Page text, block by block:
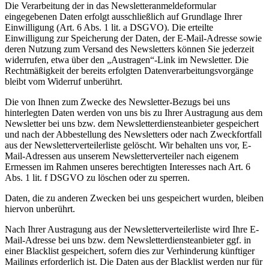
Die Verarbeitung der in das Newsletteranmeldeformular
eingegebenen Daten erfolgt ausschließlich auf Grundlage Ihrer
Einwilligung (Art. 6 Abs. 1 lit. a DSGVO). Die erteilte
Einwilligung zur Speicherung der Daten, der E-Mail-Adresse sowie
deren Nutzung zum Versand des Newsletters können Sie jederzeit
widerrufen, etwa über den „Austragen“-Link im Newsletter. Die
Rechtmäßigkeit der bereits erfolgten Datenverarbeitungsvorgänge
bleibt vom Widerruf unberührt.
Die von Ihnen zum Zwecke des Newsletter-Bezugs bei uns
hinterlegten Daten werden von uns bis zu Ihrer Austragung aus dem
Newsletter bei uns bzw. dem Newsletterdiensteanbieter gespeichert
und nach der Abbestellung des Newsletters oder nach Zweckfortfall
aus der Newsletterverteilerliste gelöscht. Wir behalten uns vor, E-
Mail-Adressen aus unserem Newsletterverteiler nach eigenem
Ermessen im Rahmen unseres berechtigten Interesses nach Art. 6
Abs. 1 lit. f DSGVO zu löschen oder zu sperren.
Daten, die zu anderen Zwecken bei uns gespeichert wurden, bleiben
hiervon unberührt.
Nach Ihrer Austragung aus der Newsletterverteilerliste wird Ihre E-
Mail-Adresse bei uns bzw. dem Newsletterdiensteanbieter ggf. in
einer Blacklist gespeichert, sofern dies zur Verhinderung künftiger
Mailings erforderlich ist. Die Daten aus der Blacklist werden nur für